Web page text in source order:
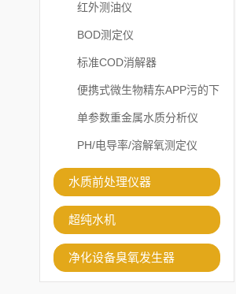
红外测油仪
BOD测定仪
标准COD消解器
便携式微生物精东APP污的下
载安装
单参数重金属水质分析仪
PH/电导率/溶解氧测定仪
水质前处理仪器
超纯水机
净化设备臭氧发生器